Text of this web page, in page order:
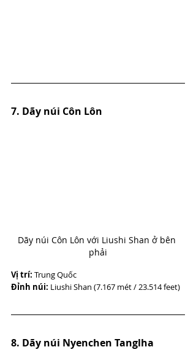
7. Dãy núi Côn Lôn
Dãy núi Côn Lôn với Liushi Shan ở bên
phải
Vị trí: Trung Quốc
Đỉnh núi: Liushi Shan (7.167 mét / 23.514 feet)
8. Dãy núi Nyenchen Tanglha